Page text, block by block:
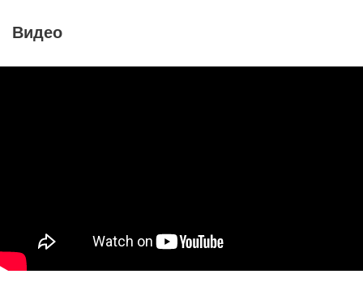
Видео